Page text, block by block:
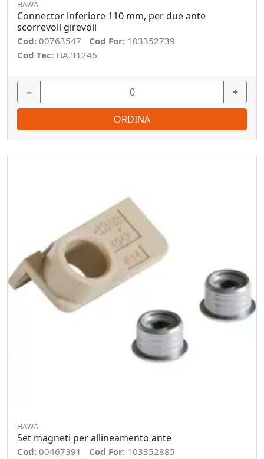
HAWA
Connector inferiore 110 mm, per due ante
scorrevoli girevoli
Cod: 00763547 Cod For: 103352739
Cod Tec: HA.31246
− +
ORDINA
HAWA
Set magneti per allineamento ante
Cod: 00467391 Cod For: 103352885